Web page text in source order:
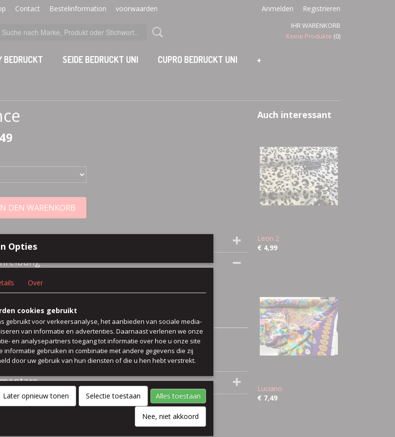
Contact Bestelinformation voorwaarden Anmelden Registrieren
IHR WARENKORB
Keine Produkte (0)
BEDRUCKT SEIDE BEDRUCKT UNI CUPRO BEDRUCKT UNI +
DEN WARENKORB
viskose Satin bluse kleid rock tunika
Grün creme
30 grad
50 cm
cm
Auch interessant
Leon 2
€ 4,99
Luciano
€ 7,49
Opties
Over
cookies gebruikt
gebruikt voor verkeersanalyse, het aanbieden van sociale media-
van informatie en advertenties. Daarnaast verlenen we onze
en analysepartners toegang tot informatie over hoe u onze site
informatie gebruiken in combinatie met andere gegevens die zij
door uw gebruik van hun diensten of die u hen hebt verstrekt.
Later opnieuw tonen Selectie toestaan Alles toestaan
Nee, niet akkoord